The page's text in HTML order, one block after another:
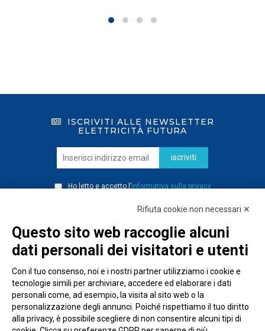
ISCRIVITI ALLE NEWSLETTER
ELETTRICITÀ FUTURA
iscriviti
Ho letto e accetto l’informativa sulla privacy
Rifiuta cookie non necessari ✕
Questo sito web raccoglie alcuni
dati personali dei visitatori e utenti
Con il tuo consenso, noi e i nostri partner utilizziamo i cookie e
tecnologie simili per archiviare, accedere ed elaborare i dati
personali come, ad esempio, la visita al sito web o la
personalizzazione degli annunci. Poiché rispettiamo il tuo diritto
alla privacy, è possibile scegliere di non consentire alcuni tipi di